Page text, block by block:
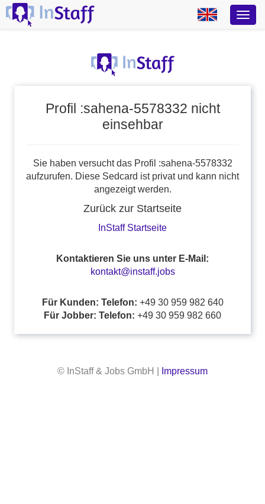
Profil :sahena-5578332 nicht
einsehbar
Sie haben versucht das Profil :sahena-5578332
aufzurufen. Diese Sedcard ist privat und kann nicht
angezeigt werden.
Zurück zur Startseite
InStaff Startseite
Kontaktieren Sie uns unter E-Mail:
kontakt@instaff.jobs
Für Kunden: Telefon: +49 30 959 982 640
Für Jobber: Telefon: +49 30 959 982 660
© InStaff & Jobs GmbH | Impressum